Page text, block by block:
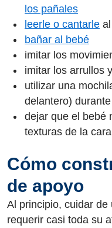
los pañales
leerle o cantarle
bañar al bebé
imitar los
imitar los arrullos
utilizar una
delantero)
dejar que el bebé
texturas de la
Cómo
de apoyo
Al principio, cuidar
requerir casi toda su